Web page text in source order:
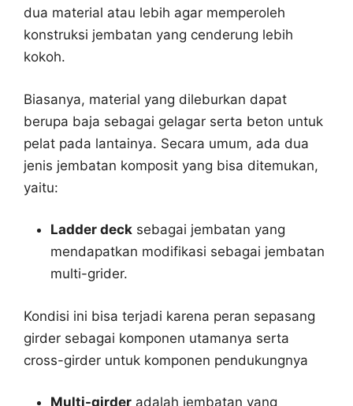
dua material atau lebih agar memperoleh
konstruksi jembatan yang cenderung lebih
kokoh.
Biasanya, material yang dileburkan dapat
berupa baja sebagai gelagar serta beton untuk
pelat pada lantainya. Secara umum, ada dua
jenis jembatan komposit yang bisa ditemukan,
yaitu:
Ladder deck sebagai jembatan yang
mendapatkan modifikasi sebagai jembatan
multi-grider.
Kondisi ini bisa terjadi karena peran sepasang
girder sebagai komponen utamanya serta
cross-girder untuk komponen pendukungnya
Multi-girder adalah jembatan yang